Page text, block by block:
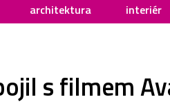
architektura interiér
s filmem